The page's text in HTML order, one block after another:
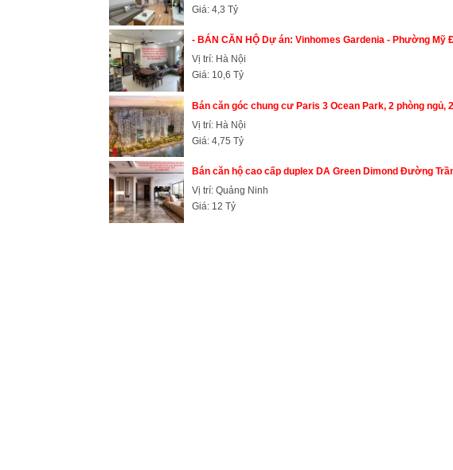
Giá: 4,3 Tỷ
- BÁN CĂN HỘ Dự án: Vinhomes Gardenia - Phường Mỹ
Vị trí: Hà Nội
Giá: 10,6 Tỷ
Bán căn góc chung cư Paris 3 Ocean Park, 2 phòng ngủ,
Vị trí: Hà Nội
Giá: 4,75 Tỷ
Bán căn hộ cao cấp duplex DA Green Dimond Đường
Vị trí: Quảng Ninh
Giá: 12 Tỷ